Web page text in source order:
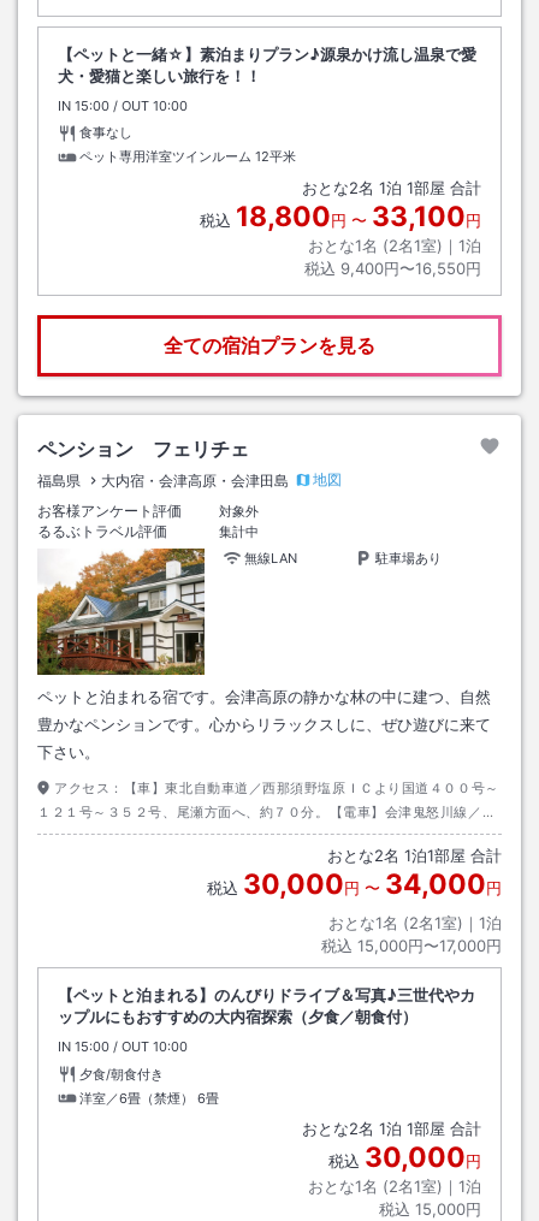
【ペットと一緒☆】素泊まりプラン♪源泉かけ流し温泉で愛
犬・愛猫と楽しい旅行を！！
IN チェックイン
15:00 / OUT チェックアウト
10:00
食事なし
ペット専用洋室ツインルーム 12平米
おとな2名 1泊 1部屋 合計
税込 18,800円 〜 33,100円
おとな1名 (2名1室)｜ 1泊
税込 9,400円〜16,550円
全ての宿泊プランを見る
ペンション フェリチェ
福島県 大内宿・会津高原・会津田島
地図
お客様アンケート評価
対象外
るるぶトラベル評価
集計中
無線LAN
駐車場あり
ペットと泊まれる宿です。会津高原の静かな林の中に建つ、自然
豊かなペンションです。心からリラックスしに、ぜひ遊びに来て
下さい。
アクセス：
【車】東北自動車道／西那須野塩原ＩＣより国道４００号～
１２１号～３５２号、尾瀬方面へ、約７０分。【電車】会津鬼怒川線／会
津高原尾瀬口より、会津バスで会津高原へ。
おとな2名 1泊1部屋 合計
税込 30,000円 〜 34,000円
おとな1名 (2名1室)｜ 1泊
税込 15,000円〜17,000円
【ペットと泊まれる】のんびりドライブ＆写真♪三世代やカ
ップルにもおすすめの大内宿探索（夕食／朝食付）
IN チェックイン
15:00 / OUT チェックアウト
10:00
夕食/朝食付き
洋室／6畳（禁煙）
6畳
おとな2名 1泊 1部屋 合計
税込 30,000円
おとな1名 (2名1室)｜ 1泊
税込 15,000円